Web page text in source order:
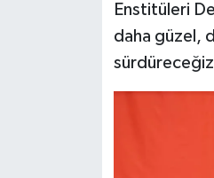
Enstitüleri
daha güzel,